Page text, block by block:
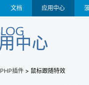
文档 应用中心
PHP插件 > 鼠标跟随特效